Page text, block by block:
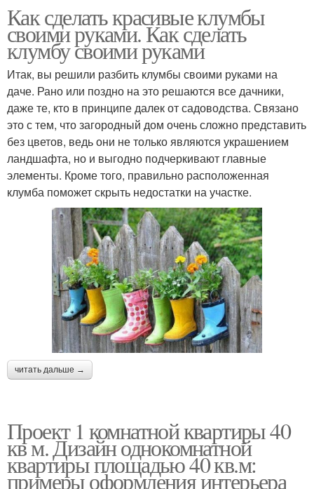
Как сделать красивые клумбы
своими руками. Как сделать
клумбу своими руками
Итак, вы решили разбить клумбы своими руками на
даче. Рано или поздно на это решаются все дачники,
даже те, кто в принципе далек от садоводства. Связано
это с тем, что загородный дом очень сложно представить
без цветов, ведь они не только являются украшением
ландшафта, но и выгодно подчеркивают главные
элементы. Кроме того, правильно расположенная
клумба поможет скрыть недостатки на участке.
читать дальше →
Проект 1 комнатной квартиры 40
кв м. Дизайн однокомнатной
квартиры площадью 40 кв.м:
примеры оформления интерьера